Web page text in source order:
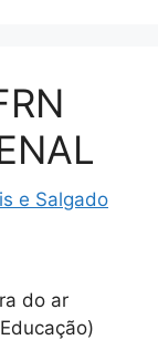
e Salgado
do ar